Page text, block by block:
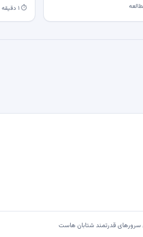
⏱ ۱ دقیقه مطالعه